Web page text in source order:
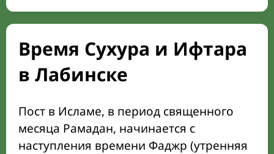
Время Сухура и Ифтара
в Лабинске
Пост в Исламе, в период священного
месяца Рамадан, начинается с
наступления времени Фаджр (утренняя